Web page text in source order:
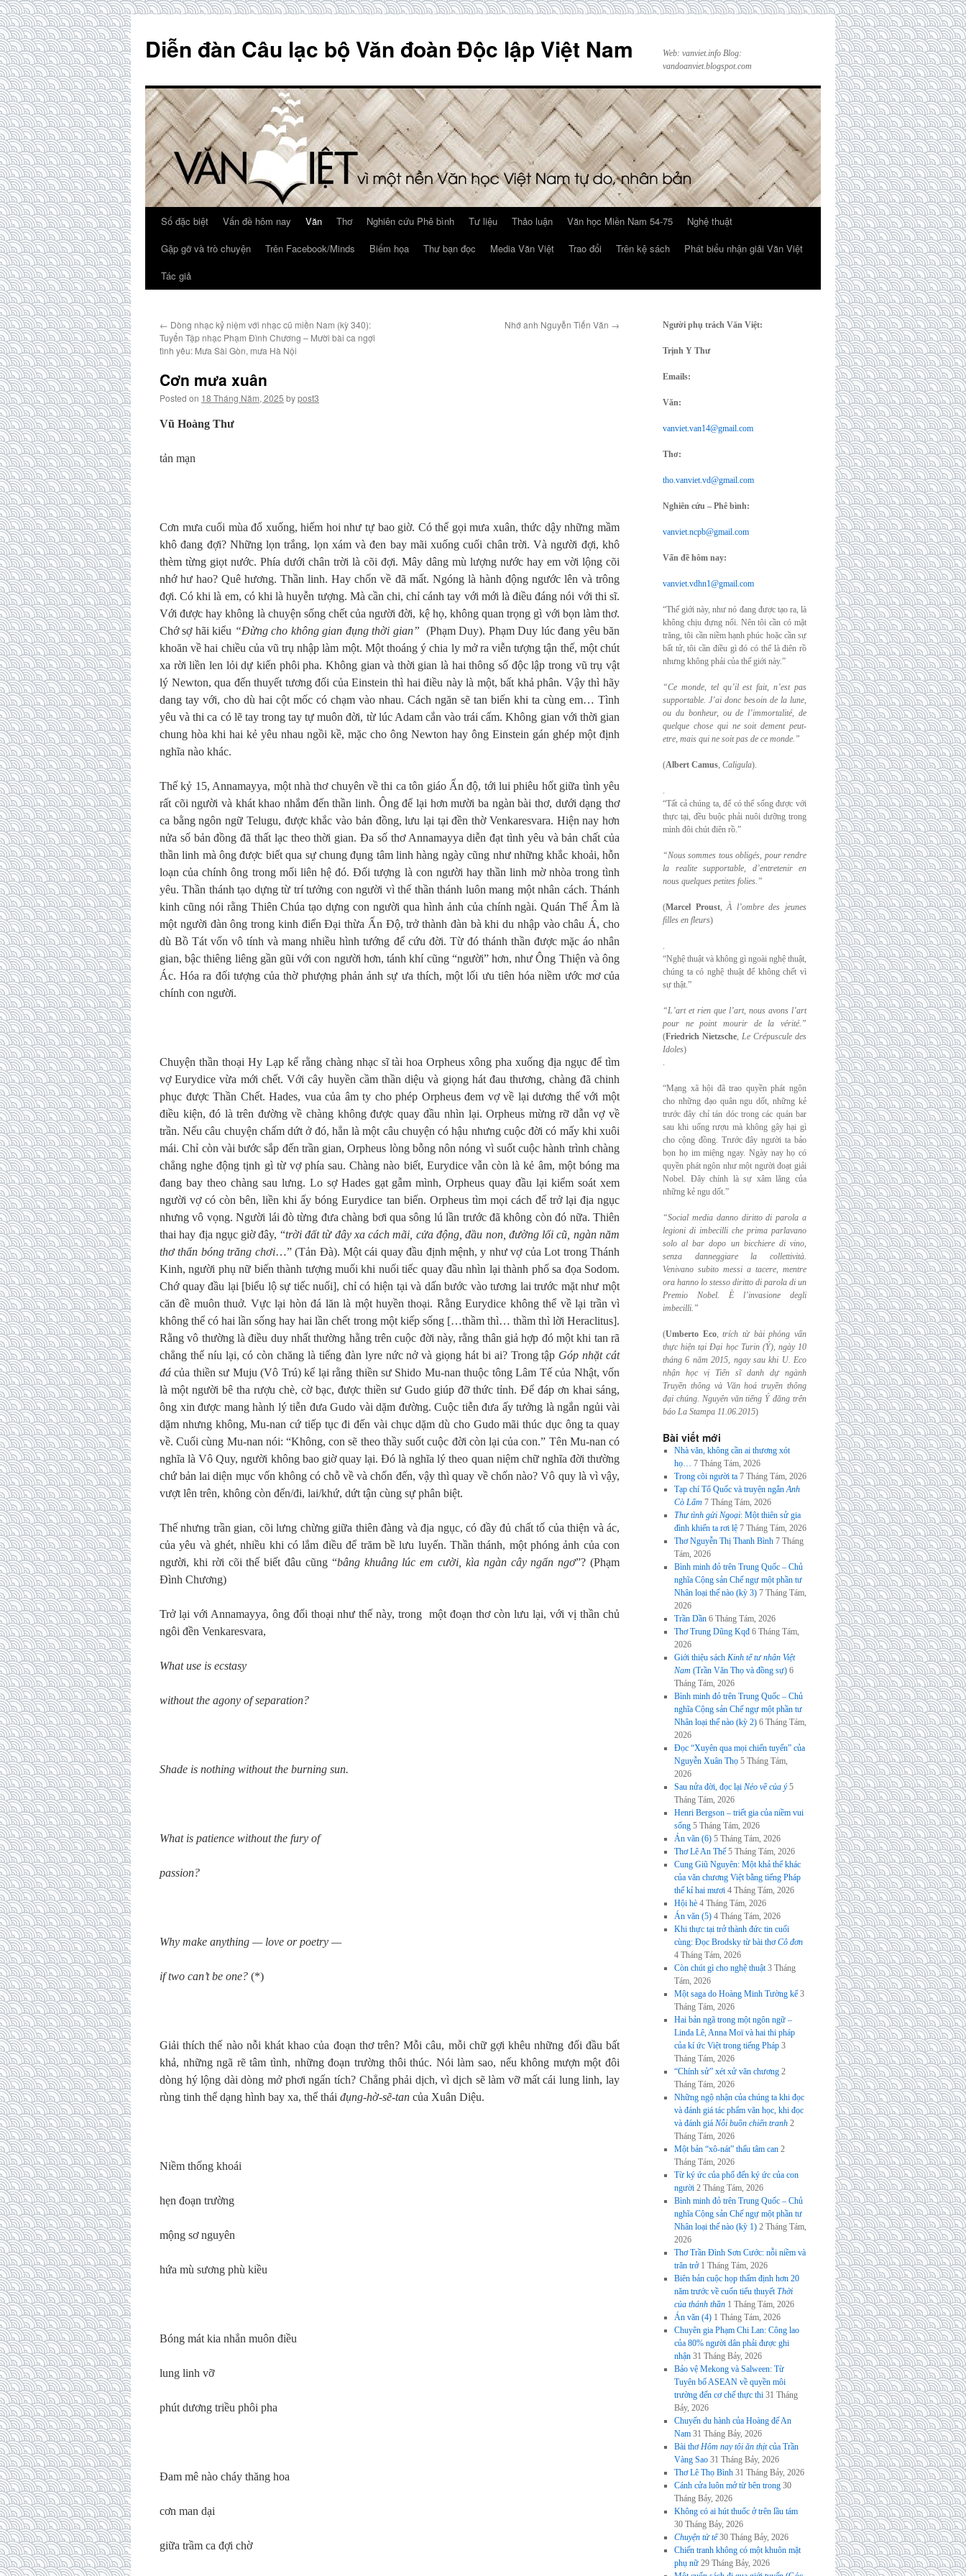
content
Diễn đàn Câu lạc bộ Văn đoàn Độc lập Việt Nam
Web: vanviet.info Blog:
vandoanviet.blogspot.com
Số đặc biệt Vấn đề hôm nay Văn Thơ Nghiên cứu Phê bình Tư liệu Thảo luận Văn học Miền Nam 54-75
Nghệ thuật
Gặp gỡ và trò chuyện
Trên Facebook/Minds Biếm họa Thư bạn đọc Media Văn Việt Trao đổi Trên kệ sách
Phát biểu nhận giải Văn Việt
Tác giả
← Dòng nhạc kỷ niệm với nhạc cũ miền Nam (kỳ 340):
Tuyển Tập nhạc Phạm Đình Chương – Mười bài ca ngợi
tình yêu: Mưa Sài Gòn, mưa Hà Nội
Nhớ anh Nguyễn Tiến Văn →
Cơn mưa xuân
Posted on 18 Tháng Năm, 2025 bypost3
Vũ Hoàng Thư
tản mạn
Cơn mưa cuối mùa đổ xuống, hiếm hoi như tự bao giờ. Có thể gọi mưa xuân, thức dậy những mầm
khô đang đợi? Những lọn trắng, lọn xám và đen bay mãi xuống cuối chân trời. Và người đợi, khô
thèm từng giọt nước. Phía dưới chân trời là cõi đợi. Mây dâng mù lượng nước hay em vời lộng cõi
nhớ hư hao? Quê hương. Thần linh. Hay chốn về đã mất. Ngóng là hành động ngước lên và trông
đợi. Có khi là em, có khi là huyễn tượng. Mà cần chi, chỉ cánh tay với mới là điều đáng nói với thi sĩ.
Với được hay không là chuyện sống chết của người đời, kệ họ, không quan trọng gì với bọn làm thơ.
Chớ sợ hãi kiểu “Đừng cho không gian đụng thời gian” (Phạm Duy). Phạm Duy lúc đang yêu băn
khoăn về hai chiều của vũ trụ nhập làm một. Một thoáng ý chia ly mở ra viễn tượng tận thế, một chút
xa rời liền len lỏi dự kiến phôi pha. Không gian và thời gian là hai thông số độc lập trong vũ trụ vật
lý Newton, qua đến thuyết tương đối của Einstein thì hai điều này là một, bất khả phân. Vậy thì hãy
dang tay với, cho dù hai cột mốc có chạm vào nhau. Cách ngăn sẽ tan biến khi ta cùng em… Tình
yêu và thi ca có lẽ tay trong tay tự muôn đời, từ lúc Adam cắn vào trái cấm. Không gian với thời gian
chung hòa khi hai kẻ yêu nhau ngồi kề, mặc cho ông Newton hay ông Einstein gán ghép một định
nghĩa nào khác.
Thế kỷ 15, Annamayya, một nhà thơ chuyên về thi ca tôn giáo Ấn độ, tới lui phiêu hốt giữa tình yêu
rất cõi người và khát khao nhắm đến thần linh. Ông để lại hơn mười ba ngàn bài thơ, dưới dạng thơ
ca bằng ngôn ngữ Telugu, được khắc vào bản đồng, lưu lại tại đền thờ Venkaresvara. Hiện nay hơn
nửa số bản đồng đã thất lạc theo thời gian. Đa số thơ Annamayya diễn đạt tình yêu và bản chất của
thần linh mà ông được biết qua sự chung đụng tâm linh hàng ngày cũng như những khắc khoải, hỗn
loạn của chính ông trong mối liên hệ đó. Đối tượng là con người hay thần linh mờ nhòa trong tình
yêu. Thần thánh tạo dựng từ trí tưởng con người vì thế thần thánh luôn mang một nhân cách. Thánh
kinh cũng nói rằng Thiên Chúa tạo dựng con người qua hình ảnh của chính ngài. Quán Thế Âm là
một người đàn ông trong kinh điển Đại thừa Ấn Độ, trở thành đàn bà khi du nhập vào châu Á, cho
dù Bồ Tát vốn vô tính và mang nhiều hình tướng để cứu đời. Từ đó thánh thần được mặc áo nhân
gian, bậc thiêng liêng gần gũi với con người hơn, tánh khí cũng “người” hơn, như Ông Thiện và ông
Ác. Hóa ra đối tượng của thờ phượng phản ảnh sự ưa thích, một lối ưu tiên hóa niềm ước mơ của
chính con người.
Chuyện thần thoại Hy Lạp kể rằng chàng nhạc sĩ tài hoa Orpheus xông pha xuống địa ngục để tìm
vợ Eurydice vừa mới chết. Với cây huyền cầm thần diệu và giọng hát đau thương, chàng đã chinh
phục được Thần Chết. Hades, vua của âm ty cho phép Orpheus đem vợ về lại dương thế với một
điều kiện, đó là trên đường về chàng không được quay đầu nhìn lại. Orpheus mừng rỡ dẫn vợ về
trần. Nếu câu chuyện chấm dứt ở đó, hẳn là một câu chuyện có hậu nhưng cuộc đời có mấy khi xuôi
mái. Chỉ còn vài bước sắp đến trần gian, Orpheus lòng bỗng nôn nóng vì suốt cuộc hành trình chàng
chẳng nghe động tịnh gì từ vợ phía sau. Chàng nào biết, Eurydice vẫn còn là kẻ âm, một bóng ma
đang bay theo chàng sau lưng. Lo sợ Hades gạt gẫm mình, Orpheus quay đầu lại kiểm soát xem
người vợ có còn bên, liền khi ấy bóng Eurydice tan biến. Orpheus tìm mọi cách để trở lại địa ngục
nhưng vô vọng. Người lái đò từng đưa chàng bơi qua sông lú lần trước đã không còn đó nữa. Thiên
thai hay địa ngục giờ đây, “trời đất từ đây xa cách mãi, cửa động, đầu non, đường lối cũ, ngàn năm
thơ thẩn bóng trăng chơi…” (Tản Đà). Một cái quay đầu định mệnh, y như vợ của Lot trong Thánh
Kinh, người phụ nữ biến thành tượng muối khi nuối tiếc quay đầu nhìn lại thành phố sa đọa Sodom.
Chớ quay đầu lại [biểu lộ sự tiếc nuối], chỉ có hiện tại và dấn bước vào tương lai trước mặt như một
căn đề muôn thuở. Vực lại hòn đá lăn là một huyền thoại. Rằng Eurydice không thể về lại trần vì
không thể có hai lần sống hay hai lần chết trong một kiếp sống […thầm thì… thầm thì lời Heraclitus].
Rằng vô thường là điều duy nhất thường hằng trên cuộc đời này, rằng thân giả hợp đó một khi tan rã
chẳng thể níu lại, có còn chăng là tiếng đàn lyre nức nở và giọng hát bi ai? Trong tập Góp nhặt cát
đá của thiền sư Muju (Vô Trú) kể lại rằng thiền sư Shido Mu-nan thuộc tông Lâm Tế của Nhật, vốn
là một người bê tha rượu chè, cờ bạc, được thiền sư Gudo giúp đỡ thức tỉnh. Để đáp ơn khai sáng,
ông xin được mang hành lý tiễn đưa Gudo vài dặm đường. Cuộc tiễn đưa ấy tưởng là ngắn ngủi vài
dặm nhưng không, Mu-nan cứ tiếp tục đi đến vài chục dặm dù cho Gudo mãi thúc dục ông ta quay
về. Cuối cùng Mu-nan nói: “Không, con sẽ theo thầy suốt cuộc đời còn lại của con.” Tên Mu-nan có
nghĩa là Vô Quy, người không bao giờ quay lại. Đó là nghĩa lý theo quan niệm chữ nghĩa đời thường
chứ bản lai diện mục vốn không có chỗ về và chốn đến, vậy thì quay về chốn nào? Vô quy là vì vậy,
vượt lên trên, không còn đến/đi, lai/khứ, dứt tận cùng sự phân biệt.
Thế nhưng trần gian, cõi lưng chừng giữa thiên đàng và địa ngục, có đầy đủ chất tố của thiện và ác,
của yêu và ghét, nhiều khi có lắm điều để trăm bề lưu luyến. Thần thánh, một phóng ảnh của con
người, khi rời cõi thế biết đâu cũng “bâng khuâng lúc em cười, kìa ngàn cây ngẩn ngơ”? (Phạm
Đình Chương)
Trở lại với Annamayya, ông đối thoại như thế này, trong một đoạn thơ còn lưu lại, với vị thần chủ
ngôi đền Venkaresvara,
What use is ecstasy
without the agony of separation?
Shade is nothing without the burning sun.
What is patience without the fury of
passion?
Why make anything — love or poetry —
if two can’t be one? (*)
Giải thích thế nào nỗi khát khao của đoạn thơ trên? Mỗi câu, mỗi chữ gợi khêu những đối đầu bất
khả, những ngã rẽ tâm tình, những đoạn trường thôi thúc. Nói làm sao, nếu không mượn một đôi
dòng hý lộng dài dòng mở phơi ngấn tích? Chẳng phải dịch, vì dịch sẽ làm vỡ mất cái lung linh, lay
rùng tinh thể dạng hình bay xa, thể thái đụng-hờ-sẽ-tan của Xuân Diệu.
Niềm thống khoái
hẹn đoạn trường
mộng sơ nguyên
hứa mù sương phù kiều
Bóng mát kia nhắn muôn điều
lung linh vỡ
phút dương triều phôi pha
Đam mê nào cháy thăng hoa
cơn man dại
giữa trầm ca đợi chờ
Người phụ trách Văn Việt:
Trịnh Y Thư
Emails:
Văn:
vanviet.van14@gmail.com
Thơ:
tho.vanviet.vd@gmail.com
Nghiên cứu – Phê bình:
vanviet.ncpb@gmail.com
Vấn đề hôm nay:
vanviet.vdhn1@gmail.com
“Thế giới này, như nó đang được tạo ra, là
không chịu đựng nổi. Nên tôi cần có mặt
trăng, tôi cần niềm hạnh phúc hoặc cần sự
bất tử, tôi cần điều gì đó có thể là điên rồ
nhưng không phải của thế giới này.”
“Ce monde, tel qu’il est fait, n’est pas
supportable. J’ai donc besoin de la lune,
ou du bonheur, ou de l’immortalité, de
quelque chose qui ne soit dement peut-
etre, mais qui ne soit pas de ce monde.”
(Albert Camus, Caligula).
.
“Tất cả chúng ta, để có thể sống được với
thực tại, đều buộc phải nuôi dưỡng trong
mình đôi chút điên rồ.”
“Nous sommes tous obligés, pour rendre
la realite supportable, d’entretenir en
nous quelques petites folies.”
(Marcel Proust,À l’ombre des jeunes
filles en fleurs)
.
“Nghệ thuật và không gì ngoài nghệ thuật,
chúng ta có nghệ thuật để không chết vì
sự thật.”
“L’art et rien que l’art, nous avons l’art
pour ne point mourir de la vérité.”
(Friedrich Nietzsche, Le Crépuscule des
Idoles)
.
“Mạng xã hội đã trao quyền phát ngôn
cho những đạo quân ngu dốt, những kẻ
trước đây chỉ tán dóc trong các quán bar
sau khi uống rượu mà không gây hại gì
cho cộng đồng. Trước đây người ta bảo
bọn họ im miệng ngay. Ngày nay họ có
quyền phát ngôn như một người đoạt giải
Nobel. Đây chính là sự xâm lăng của
những kẻ ngu dốt.”
“Social media danno diritto di parola a
legioni di imbecilli che prima parlavano
solo albar dopo un bicchiere di vino,
senza danneggiare la collettività.
Venivano subito messi a tacere, mentre
ora hanno lo stesso diritto di parola di un
Premio Nobel. È l’invasione degli
imbecilli.”
(Umberto Eco,trích từ bài phỏng vấn
thực hiện tại Đại học Turin (Ý), ngày 10
tháng 6 năm 2015, ngay sau khi U. Eco
nhận học vị Tiến sĩ danh dự ngành
Truyền thông và Văn hoá truyền thông
đại chúng. Nguyên văn tiếng Ý đăng trên
báo La Stampa 11.06.2015)
Bài viết mới
Nhà văn, không cần ai thương xót
họ… 7 Tháng Tám, 2026
Trong cõi người ta 7 Tháng Tám, 2026
Tạp chí Tổ Quốc và truyện ngắnAnh
Cò Lấm 7 Tháng Tám, 2026
Thư tình gửi Ngoại: Một thiên sử gia
đình khiến ta rơi lệ 7 Tháng Tám, 2026
Thơ Nguyễn Thị Thanh Bình 7 Tháng
Tám, 2026
Bình minh đỏ trên Trung Quốc – Chủ
nghĩa Cộng sản Chế ngự một phần tư
Nhân loại thế nào (kỳ 3) 7 Tháng Tám,
2026
Trần Dần 6 Tháng Tám, 2026
Thơ Trung Dũng Kqđ 6 Tháng Tám,
2026
Giới thiệu sách Kinh tế tư nhân Việt
Nam (Trần Văn Thọ và đồng sự) 6
Tháng Tám, 2026
Bình minh đỏ trên Trung Quốc – Chủ
nghĩa Cộng sản Chế ngự một phần tư
Nhân loại thế nào (kỳ 2) 6 Tháng Tám,
2026
Đọc “Xuyên qua mọi chiến tuyến” của
Nguyễn Xuân Thọ 5 Tháng Tám,
2026
Sau nửa đời, đọc lại Nẻo về của ý 5
Tháng Tám, 2026
Henri Bergson – triết gia của niềm vui
sống 5 Tháng Tám, 2026
Án văn (6) 5 Tháng Tám, 2026
Thơ Lê An Thế 5 Tháng Tám, 2026
Cung Giũ Nguyên: Một khả thể khác
của văn chương Việt bằng tiếng Pháp
thế kỉ hai mươi 4 Tháng Tám, 2026
Hội hè 4 Tháng Tám, 2026
Án văn (5) 4 Tháng Tám, 2026
Khi thực tại trở thành đức tin cuối
cùng: Đọc Brodsky từ bài thơCô đơn
4 Tháng Tám, 2026
Còn chút gì cho nghệ thuật 3 Tháng
Tám, 2026
Một saga do Hoàng Minh Tường kể 3
Tháng Tám, 2026
Hai bản ngã trong một ngôn ngữ –
Linda Lê, Anna Moï và hai thi pháp
của kí ức Việt trong tiếng Pháp 3
Tháng Tám, 2026
“Chính sử” xét xử văn chương 2
Tháng Tám, 2026
Những ngộ nhận của chúng ta khi đọc
và đánh giá tác phẩm văn học, khi đọc
và đánh giá Nỗi buồn chiến tranh 2
Tháng Tám, 2026
Một bản “xô-nát” thấu tâm can 2
Tháng Tám, 2026
Từ ký ức của phố đến ký ức của con
người 2 Tháng Tám, 2026
Bình minh đỏ trên Trung Quốc – Chủ
nghĩa Cộng sản Chế ngự một phần tư
Nhân loại thế nào (kỳ 1) 2 Tháng Tám,
2026
Thơ Trần Đình Sơn Cước: nỗi niềm và
trăn trở 1 Tháng Tám, 2026
Biên bản cuộc họp thẩm định hơn 20
năm trước về cuốn tiểu thuyếtThời
của thánh thần 1 Tháng Tám, 2026
Án văn (4) 1 Tháng Tám, 2026
Chuyên gia Phạm Chi Lan: Công lao
của 80% người dân phải được ghi
nhận 31 Tháng Bảy, 2026
Bảo vệ Mekong và Salween: Từ
Tuyên bố ASEAN về quyền môi
trường đến cơ chế thực thi 31 Tháng
Bảy, 2026
Chuyến du hành của Hoàng đế An
Nam 31 Tháng Bảy, 2026
Bài thơHôm nay tôi ăn thịtcủa Trần
Vàng Sao 31 Tháng Bảy, 2026
Thơ Lê Thọ Bình 31 Tháng Bảy, 2026
Cánh cửa luôn mở từ bên trong 30
Tháng Bảy, 2026
Không có ai hút thuốc ở trên lầu tám
30 Tháng Bảy, 2026
Chuyện tử tế 30 Tháng Bảy, 2026
Chiến tranh không có một khuôn mặt
phụ nữ 29 Tháng Bảy, 2026